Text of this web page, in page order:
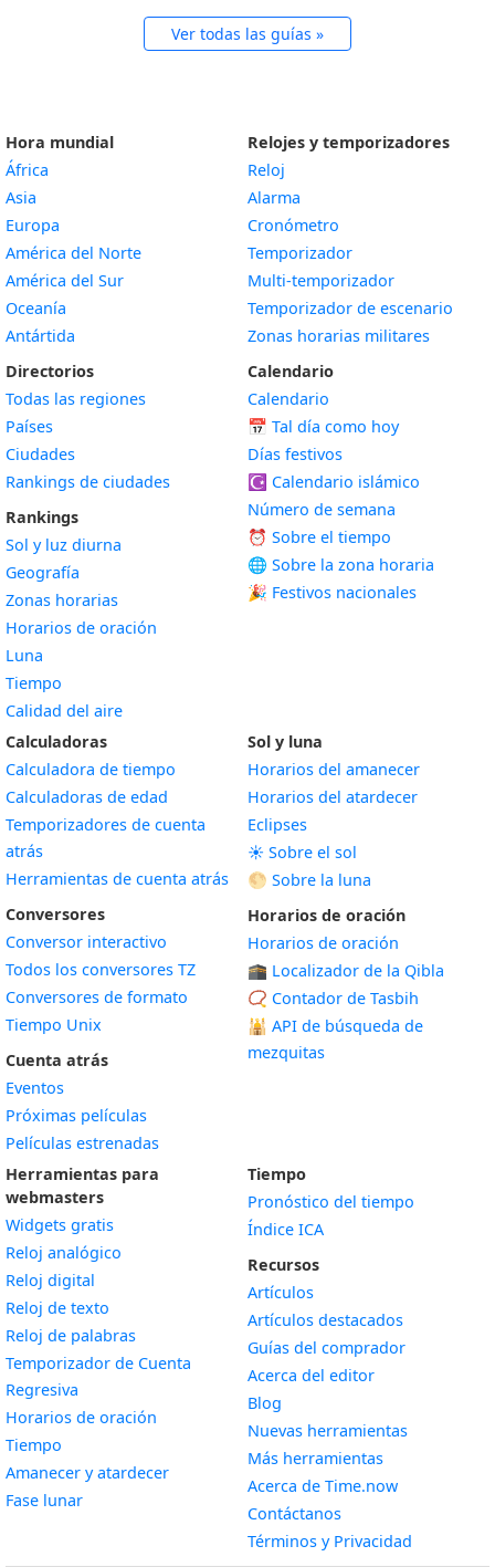
Ver todas las guías »
Hora mundial
África
Asia
Europa
América del Norte
América del Sur
Oceanía
Antártida
Directorios
Todas las regiones
Países
Ciudades
Rankings de ciudades
Rankings
Sol y luz diurna
Geografía
Zonas horarias
Horarios de oración
Luna
Tiempo
Calidad del aire
Relojes y temporizadores
Reloj
Alarma
Cronómetro
Temporizador
Multi-temporizador
Temporizador de escenario
Zonas horarias militares
Calendario
Calendario
📅 Tal día como hoy
Días festivos
☪️ Calendario islámico
Número de semana
⏰ Sobre el tiempo
🌐 Sobre la zona horaria
🎉 Festivos nacionales
Calculadoras
Calculadora de tiempo
Calculadoras de edad
Temporizadores de cuenta
atrás
Herramientas de cuenta atrás
Conversores
Conversor interactivo
Todos los conversores TZ
Conversores de formato
Tiempo Unix
Cuenta atrás
Eventos
Próximas películas
Películas estrenadas
Sol y luna
Horarios del amanecer
Horarios del atardecer
Eclipses
☀️ Sobre el sol
🌕 Sobre la luna
Horarios de oración
Horarios de oración
🕋 Localizador de la Qibla
📿 Contador de Tasbih
🕌 API de búsqueda de
mezquitas
Herramientas para
webmasters
Widgets gratis
Reloj analógico
Reloj digital
Reloj de texto
Reloj de palabras
Temporizador de Cuenta
Regresiva
Horarios de oración
Tiempo
Amanecer y atardecerWidget
Fase lunarWidget
Tiempo
Pronóstico del tiempo
Índice ICA
Recursos
Artículos
Artículos destacados
Guías del comprador
Acerca del editor
Blog
Nuevas herramientas
Más herramientas
Acerca de Time.now
Contáctanos
Términos y Privacidad